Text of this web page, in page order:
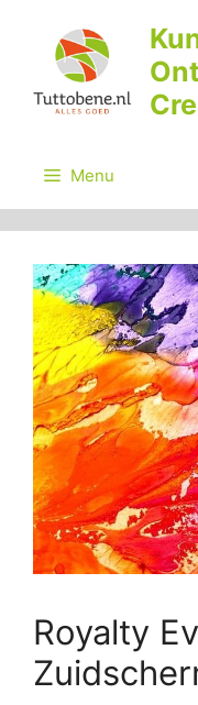
inhoud
Menu
Royalty